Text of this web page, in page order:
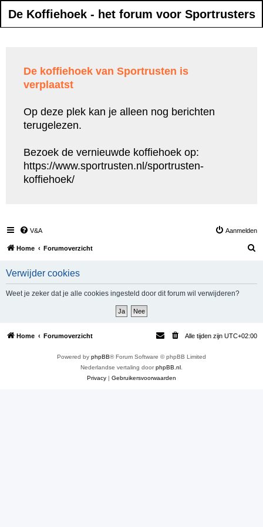
De Koffiehoek - het forum voor Sportrusters
De koffiehoek van Sportrusten is
verplaatst
Op deze plek kan je alleen nog berichten
terugelezen.
Bezoek de vernieuwde koffiehoek op:
https://www.sportrusten.nl/sportrusten-
koffiehoek/
V&A Aanmelden
Home Forumoverzicht
Verwijder cookies
Weet je zeker dat je alle cookies ingesteld door dit forum wil verwijderen?
Home Forumoverzicht Alle tijden zijn UTC+02:00
Powered by phpBB® Forum Software © phpBB Limited
Nederlandse vertaling doorphpBB.nl
Privacy | Gebruikersvoorwaarden